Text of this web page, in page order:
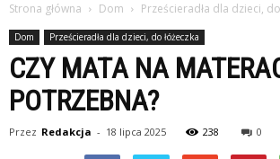
Strona główna Dom Prześcieradła dla dzieci,
Dom Prześcieradła dla dzieci, do łóżeczka
CZY MATA NA
POTRZEBNA?
Przez Redakcja - 18 lipca 2025 238 0